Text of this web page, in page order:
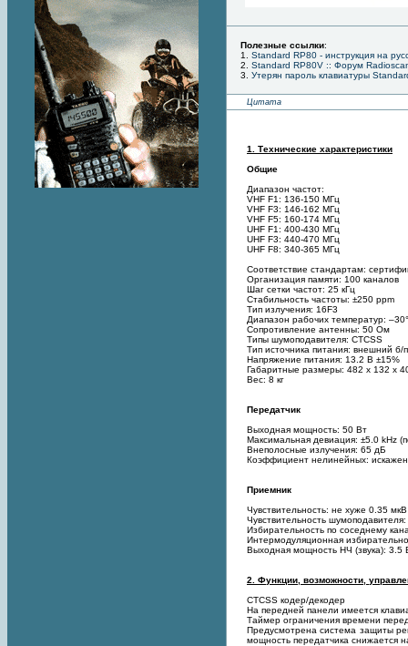
Полезные ссылки:
1. Standard RP80 - инструкция на
2. Standard RP80V :: Форум
3. Утерян пароль клавиатуры
Цитата
1. Технические характеристики
Общие
Диапазон частот:
VHF F1: 136-150 МГц
VHF F3: 146-162 МГц
VHF F5: 160-174 МГц
UHF F1: 400-430 МГц
UHF F3: 440-470 МГц
UHF F8: 340-365 МГц
Соответствие стандартам:
Организация памяти: 100 каналов
Шаг сетки частот: 25 кГц
Стабильность частоты: ±250 ppm
Тип излучения: 16F3
Диапазон рабочих температур:
Сопротивление антенны: 50 Ом
Типы шумоподавителя: CTCSS
Тип источника питания: внешний б/
Напряжение питания: 13.2 В ±15%
Габаритные размеры: 482 x 132 x
Вес: 8 кг
Передатчик
Выходная мощность: 50 Вт
Максимальная девиация: ±5.0 kHz
Внеполосные излучения: 65 дБ
Коэффициент нелинейных:
Приемник
Чувствительность: не хуже 0.35
Чувствительность
Избирательность по соседнему
Интермодуляционная
Выходная мощность НЧ (звука): 3.5
2. Функции, возможности,
CTCSS кодер/декодер
На передней панели имеется
Таймер ограничения времени
Предусмотрена система защиты
мощность передатчика снижается